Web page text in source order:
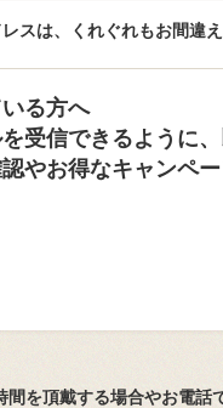
スは、くれぐれもお間違
る方へ
受信できるように
やお得なキャンペ
を頂戴する場合やお電話